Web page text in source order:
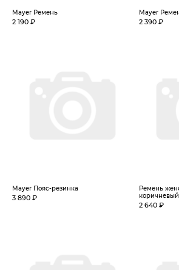
Mayer Ремень
2 190 ₽
Mayer
2 390 ₽
Mayer Пояс-резинка
3 890 ₽
Ремень
коричневый
2 640 ₽